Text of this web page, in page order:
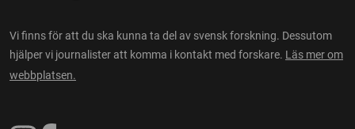
Vi finns för att du ska kunna ta del av svensk forskning. Dessutom
hjälper vi journalister att komma i kontakt med forskare. Läs mer om
webbplatsen.